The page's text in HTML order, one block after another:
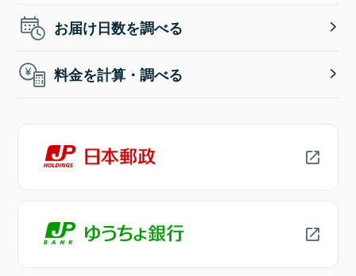
お届け日数を調べる
料金を計算・調べる